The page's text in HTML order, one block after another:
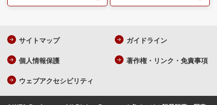
サイトマップ ガイドライン
個人情報保護 著作権・リンク・免責事項
ウェブアクセシビリティ